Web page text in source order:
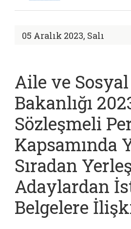
05 Aralık 2023, Salı
Aile ve
Bakanlığı
Sözleşmeli
Kapsamında
Sıradan
Adaylardan
Belgelere